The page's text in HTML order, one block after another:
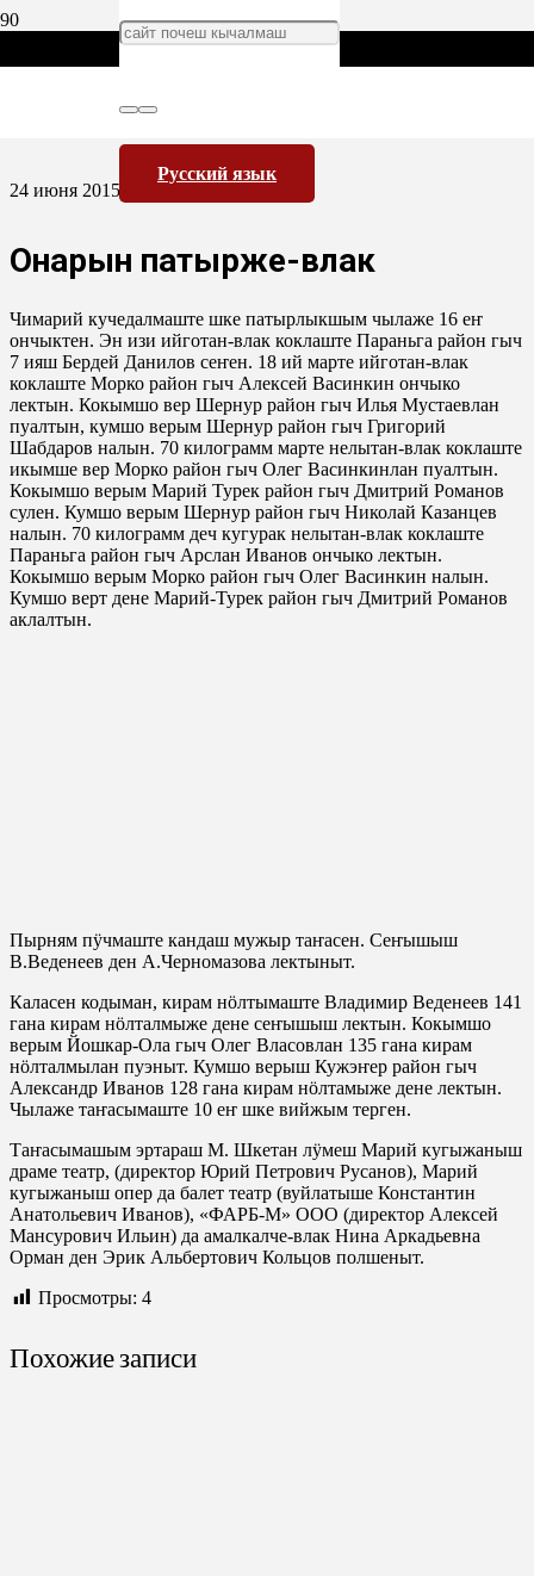
Русский язык
24 июня 2015
Онарын патырже-влак
Чимарий кучедалмаште шке патырлыкшым чылаже 16 еҥ
ончыктен. Эн изи ийготан-влак коклаште Параньга район гыч
7 ияш Бердей Данилов сеҥен. 18 ий марте ийготан-влак
коклаште Морко район гыч Алексей Васинкин ончыко
лектын. Кокымшо вер Шернур район гыч Илья Мустаевлан
пуалтын, кумшо верым Шернур район гыч Григорий
Шабдаров налын. 70 килограмм марте нелытан-влак коклаште
икымше вер Морко район гыч Олег Васинкинлан пуалтын.
Кокымшо верым Марий Турек район гыч Дмитрий Романов
сулен. Кумшо верым Шернур район гыч Николай Казанцев
налын. 70 килограмм деч кугурак нелытан-влак коклаште
Параньга район гыч Арслан Иванов ончыко лектын.
Кокымшо верым Морко район гыч Олег Васинкин налын.
Кумшо верт дене Марий-Турек район гыч Дмитрий Романов
аклалтын.
Пырням пӱчмаште кандаш мужыр таҥасен. Сеҥышыш
В.Веденеев ден А.Черномазова лектыныт.
Каласен кодыман, кирам нӧлтымаште Владимир Веденеев 141
гана кирам нӧлталмыже дене сеҥышыш лектын. Кокымшо
верым Йошкар-Ола гыч Олег Власовлан 135 гана кирам
нӧлталмылан пуэныт. Кумшо верыш Кужэҥер район гыч
Александр Иванов 128 гана кирам нӧлтамыже дене лектын.
Чылаже таҥасымаште 10 еҥ шке вийжым терген.
Таҥасымашым эртараш М. Шкетан лӱмеш Марий кугыжаныш
драме театр, (директор Юрий Петрович Русанов), Марий
кугыжаныш опер да балет театр (вуйлатыше Константин
Анатольевич Иванов), «ФАРБ-М» ООО (директор Алексей
Мансурович Ильин) да амалкалче-влак Нина Аркадьевна
Орман ден Эрик Альбертович Кольцов полшеныт.
Просмотры: 4
Похожие записи